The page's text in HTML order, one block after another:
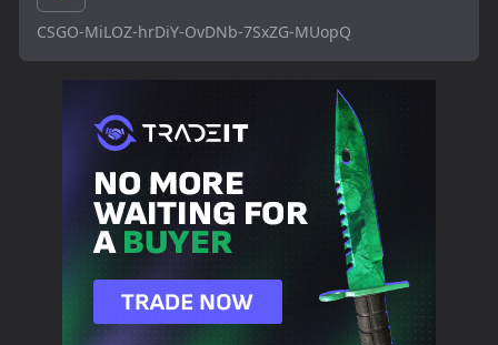
CSGO-MiLOZ-hrDiY-OvDNb-7SxZG-MUopQ